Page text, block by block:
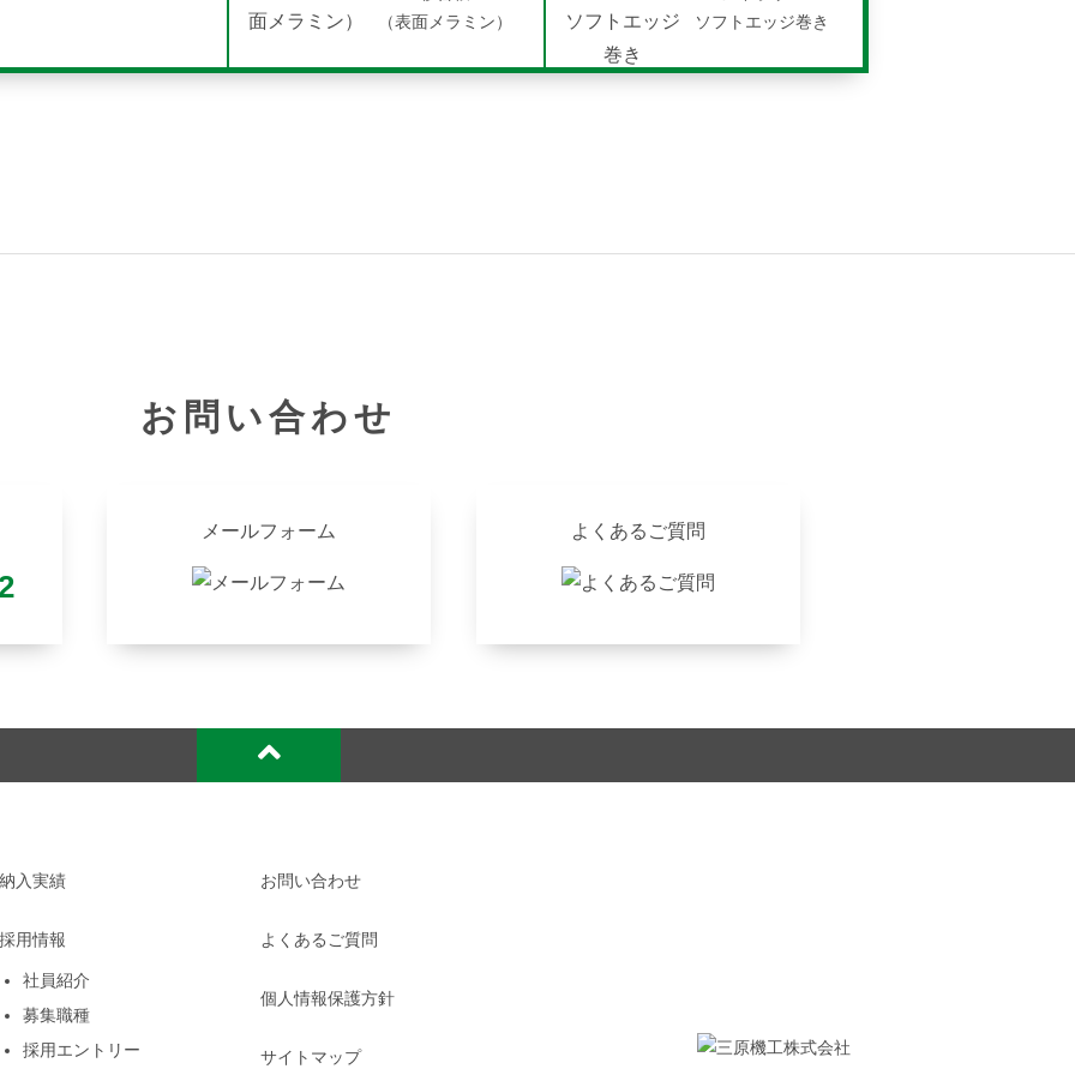
（表面メラミン）
ソフトエッジ巻き
お問い合わせ
メールフォーム よくあるご質問
納入実績
採用情報
社員紹介
募集職種
採用エントリー
お問い合わせ
よくあるご質問
個人情報保護方針
サイトマップ